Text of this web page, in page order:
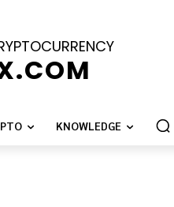
KNOWLEDGE